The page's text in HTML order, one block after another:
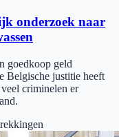
onderzoek naar
goedkoop geld
Belgische justitie heeft
criminelen er